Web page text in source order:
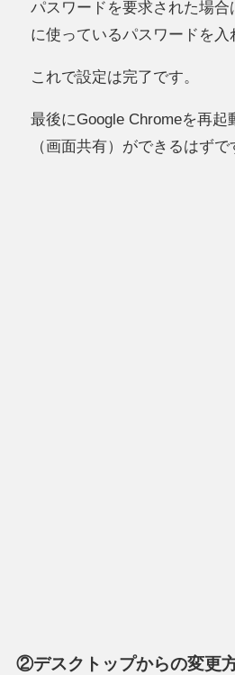
パスワードを要求された場
に使っているパスワードを入
これで設定は完了です。
最後にGoogle Chromeを再起
（画面共有）ができるはずで
②デスクトップからの変更